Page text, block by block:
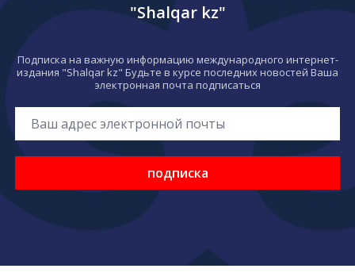
"Shalqar kz"
Подписка на важную информацию международного интернет-
издания "Shalqar kz" Будьте в курсе последних новостей Ваша
электронная почта подписаться
подписка